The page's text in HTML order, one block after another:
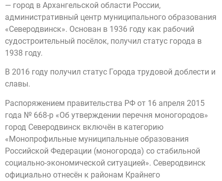
— город в Архангельской области России,
административный центр муниципального образования
«Северодвинск». Основан в 1936 году как рабочий
судостроительный посёлок, получил статус города в
1938 году.
В 2016 году получил статус Города трудовой доблести и
славы.
Распоряжением правительства РФ от 16 апреля 2015
года № 668-р «Об утверждении перечня моногородов»
город Северодвинск включён в категорию
«Монопрофильные муниципальные образования
Российской Федерации (моногорода) со стабильной
социально-экономической ситуацией». Северодвинск
официально отнесён к районам Крайнего